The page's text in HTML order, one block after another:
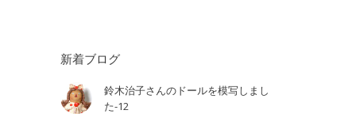
新着ブログ
鈴木治子さんのドールを模写しまし
た-12